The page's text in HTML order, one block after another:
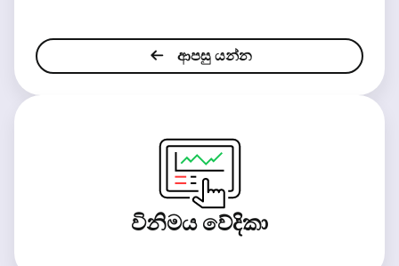
ආපසු යන්න
විනිමය වේදිකා